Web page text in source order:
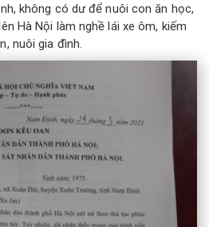
không có dư để nuôi con ăn học,
Hà Nội làm nghề lái xe ôm, kiếm
nuôi gia đình.